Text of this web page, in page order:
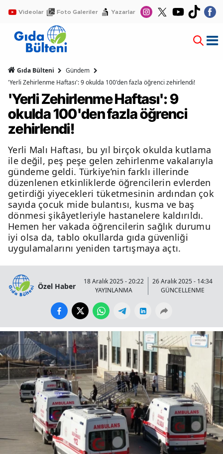
Videolar Foto Galeriler Yazarlar
Gıda Bülteni
Gündem
'Yerli Zehirlenme Haftası': 9 okulda 100'den fazla öğrenci zehirlendi!
'Yerli Zehirlenme Haftası': 9
okulda 100'den fazla öğrenci
zehirlendi!
Yerli Malı Haftası, bu yıl birçok okulda kutlama
ile değil, peş peşe gelen zehirlenme vakalarıyla
gündeme geldi. Türkiye’nin farklı illerinde
düzenlenen etkinliklerde öğrencilerin evlerden
getirdiği yiyecekleri tüketmesinin ardından çok
sayıda çocuk mide bulantısı, kusma ve baş
dönmesi şikâyetleriyle hastanelere kaldırıldı.
Hemen her vakada öğrencilerin sağlık durumu
iyi olsa da, tablo okullarda gıda güvenliği
uygulamalarını yeniden tartışmaya açtı.
Özel Haber
18 Aralık 2025 - 20:22
YAYINLANMA
26 Aralık 2025 - 14:34
GÜNCELLENME